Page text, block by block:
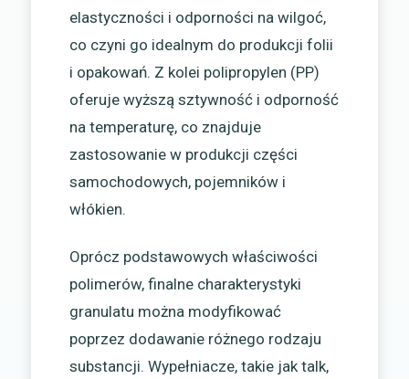
elastyczności i odporności na wilgoć,
co czyni go idealnym do produkcji folii
i opakowań. Z kolei polipropylen (PP)
oferuje wyższą sztywność i odporność
na temperaturę, co znajduje
zastosowanie w produkcji części
samochodowych, pojemników i
włókien.
Oprócz podstawowych właściwości
polimerów, finalne charakterystyki
granulatu można modyfikować
poprzez dodawanie różnego rodzaju
substancji. Wypełniacze, takie jak talk,